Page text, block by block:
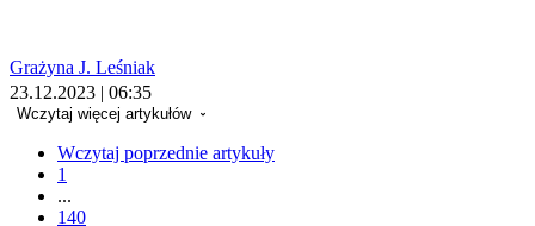
Grażyna J. Leśniak
23.12.2023 | 06:35
Wczytaj więcej artykułów
Wczytaj poprzednie artykuły
1
...
140